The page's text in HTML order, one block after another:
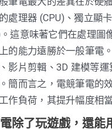
處理器 (CPU)、獨立顯
這意味著它們在處理圖
的能力遠勝於一般筆電
影片剪輯、3D 建模等運
簡而言之，電競筆電的
作負荷，其提升幅度相
除了玩遊戲，還能